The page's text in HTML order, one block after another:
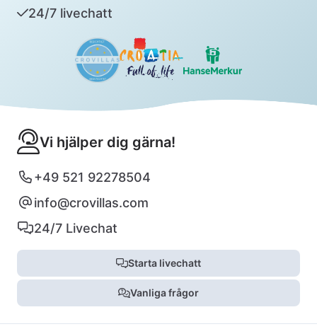
24/7 livechatt
Vi hjälper dig gärna!
+49 521 92278504
info@crovillas.com
24/7 Livechat
Starta livechatt
Vanliga frågor